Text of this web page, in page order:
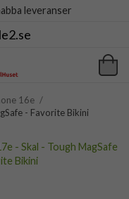
leveranser
16e /
- Favorite Bikini